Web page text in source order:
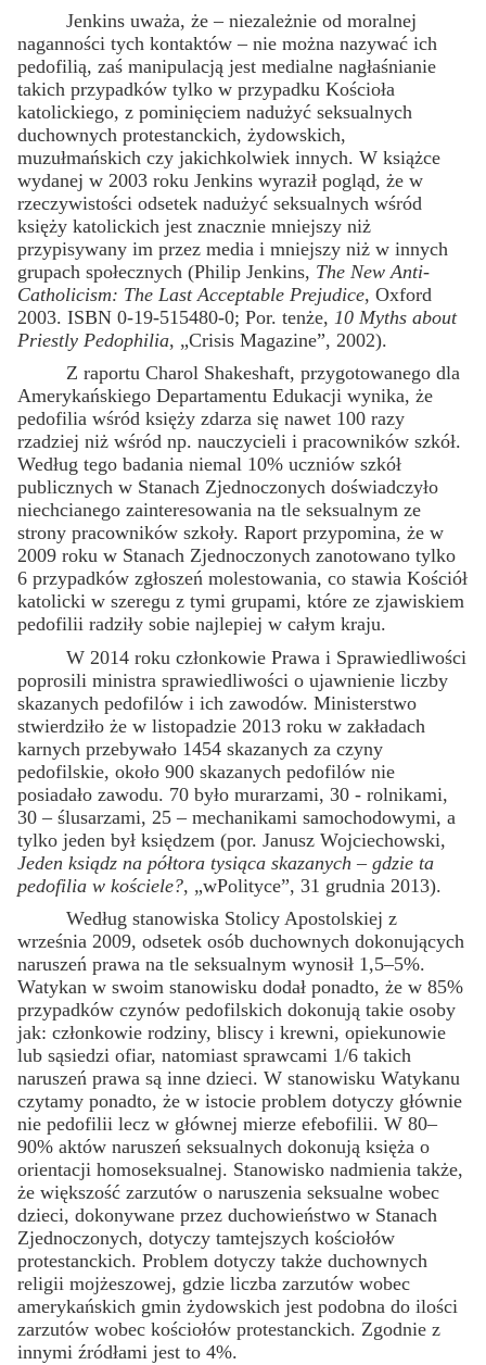
Jenkins uważa, że – niezależnie od moralnej
naganności tych kontaktów – nie można nazywać ich
pedofilią, zaś manipulacją jest medialne nagłaśnianie
takich przypadków tylko w przypadku Kościoła
katolickiego, z pominięciem nadużyć seksualnych
duchownych protestanckich, żydowskich,
muzułmańskich czy jakichkolwiek innych. W książce
wydanej w 2003 roku Jenkins wyraził pogląd, że w
rzeczywistości odsetek nadużyć seksualnych wśród
księży katolickich jest znacznie mniejszy niż
przypisywany im przez media i mniejszy niż w innych
grupach społecznych (Philip Jenkins, The New Anti-
Catholicism: The Last Acceptable Prejudice, Oxford
2003. ISBN 0-19-515480-0; Por. tenże, 10 Myths about
Priestly Pedophilia, „Crisis Magazine”, 2002).
Z raportu Charol Shakeshaft, przygotowanego dla
Amerykańskiego Departamentu Edukacji wynika, że
pedofilia wśród księży zdarza się nawet 100 razy
rzadziej niż wśród np. nauczycieli i pracowników szkół.
Według tego badania niemal 10% uczniów szkół
publicznych w Stanach Zjednoczonych doświadczyło
niechcianego zainteresowania na tle seksualnym ze
strony pracowników szkoły. Raport przypomina, że w
2009 roku w Stanach Zjednoczonych zanotowano tylko
6 przypadków zgłoszeń molestowania, co stawia Kościół
katolicki w szeregu z tymi grupami, które ze zjawiskiem
pedofilii radziły sobie najlepiej w całym kraju.
W 2014 roku członkowie Prawa i Sprawiedliwości
poprosili ministra sprawiedliwości o ujawnienie liczby
skazanych pedofilów i ich zawodów. Ministerstwo
stwierdziło że w listopadzie 2013 roku w zakładach
karnych przebywało 1454 skazanych za czyny
pedofilskie, około 900 skazanych pedofilów nie
posiadało zawodu. 70 było murarzami, 30 - rolnikami,
30 – ślusarzami, 25 – mechanikami samochodowymi, a
tylko jeden był księdzem (por. Janusz Wojciechowski,
Jeden ksiądz na półtora tysiąca skazanych – gdzie ta
pedofilia w kościele?, „wPolityce”, 31 grudnia 2013).
Według stanowiska Stolicy Apostolskiej z
września 2009, odsetek osób duchownych dokonujących
naruszeń prawa na tle seksualnym wynosił 1,5–5%.
Watykan w swoim stanowisku dodał ponadto, że w 85%
przypadków czynów pedofilskich dokonują takie osoby
jak: członkowie rodziny, bliscy i krewni, opiekunowie
lub sąsiedzi ofiar, natomiast sprawcami 1/6 takich
naruszeń prawa są inne dzieci. W stanowisku Watykanu
czytamy ponadto, że w istocie problem dotyczy głównie
nie pedofilii lecz w głównej mierze efebofilii. W 80–
90% aktów naruszeń seksualnych dokonują księża o
orientacji homoseksualnej. Stanowisko nadmienia także,
że większość zarzutów o naruszenia seksualne wobec
dzieci, dokonywane przez duchowieństwo w Stanach
Zjednoczonych, dotyczy tamtejszych kościołów
protestanckich. Problem dotyczy także duchownych
religii mojżeszowej, gdzie liczba zarzutów wobec
amerykańskich gmin żydowskich jest podobna do ilości
zarzutów wobec kościołów protestanckich. Zgodnie z
innymi źródłami jest to 4%.